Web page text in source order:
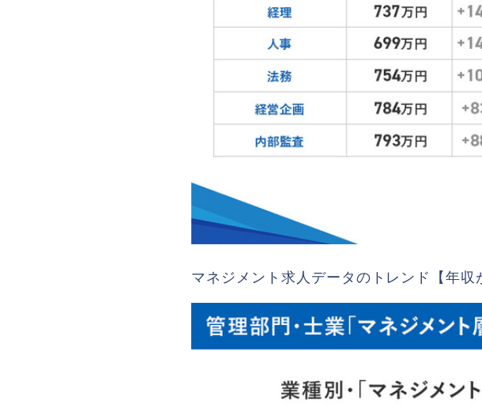
マネジメント求人データのトレンド【年